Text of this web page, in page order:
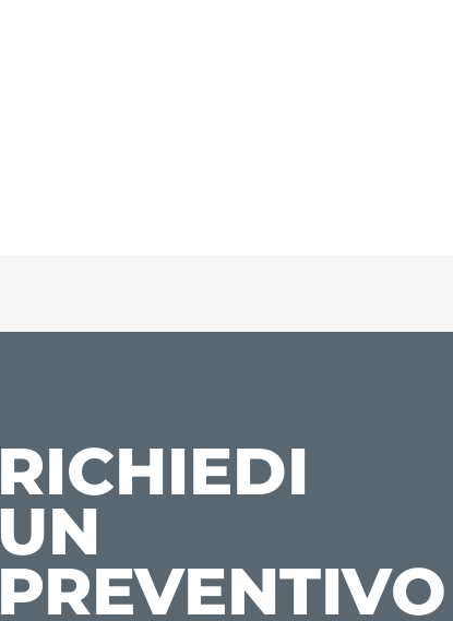
RICHIEDI
UN
PREVENTIVO